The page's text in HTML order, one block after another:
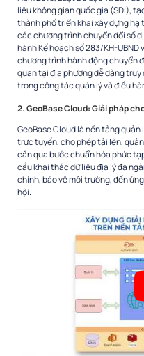
liệu không gian quốc gia (SDI),
thành phố triển khai xây dựng
các chương trình chuyển đổi số
hành Kế hoạch số 283/KH-UBND
chương trình hành động chuyển
quan tại địa phương dễ dàng truy
trong công tác quản lý và điều
2. GeoBase Cloud: Giải pháp
GeoBase Cloud là nền tảng quản
trực tuyến, cho phép tải lên,
cần qua bước chuẩn hóa phức
cầu khai thác dữ liệu địa lý đa
chính, bảo vệ môi trường, đến
hội.